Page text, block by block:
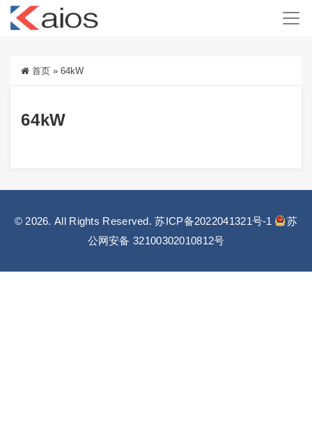
首页 » 64kW
64kW
© 2026. All Rights Reserved.苏ICP备2022041321号-1
苏
公网安备 32100302010812号